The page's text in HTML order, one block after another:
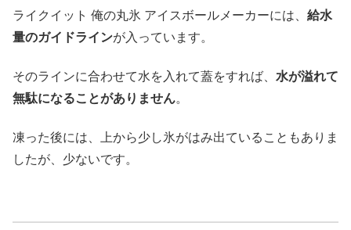
ライクイット 俺の丸氷 アイスボールメーカーには、 給水
量のガイドラインが入っています。
そのラインに合わせて水を入れて蓋をすれば、 水が溢れて
無駄になることがありません。
凍った後には、上から少し氷がはみ出ていることもありま
したが、少ないです。